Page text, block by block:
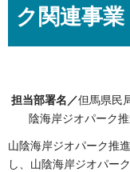
ク関連事業
担当部署名／但馬県民
陰海岸ジオパーク
山陰海岸ジオパーク推
し、山陰海岸ジオパー